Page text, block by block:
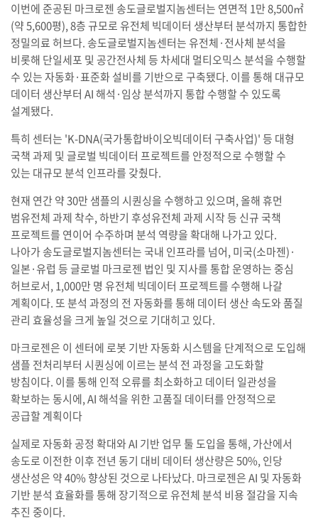
이번에 준공된 마크로젠 송도글로벌지놈센터는 연면적 1만 8,500㎡
(약 5,600평), 8층 규모로 유전체 빅데이터 생산부터 분석까지 통합한
정밀의료 허브다. 송도글로벌지놈센터는 유전체·전사체 분석을
비롯해 단일세포 및 공간전사체 등 차세대 멀티오믹스 분석을 수행할
수 있는 자동화·표준화 설비를 기반으로 구축됐다. 이를 통해 대규모
데이터 생산부터 AI 해석·임상 분석까지 통합 수행할 수 있도록
설계됐다.
특히 센터는 'K-DNA(국가통합바이오빅데이터 구축사업)' 등 대형
국책 과제 및 글로벌 빅데이터 프로젝트를 안정적으로 수행할 수
있는 대규모 분석 인프라를 갖췄다.
현재 연간 약 30만 샘플의 시퀀싱을 수행하고 있으며, 올해 휴먼
범유전체 과제 착수, 하반기 후성유전체 과제 시작 등 신규 국책
프로젝트를 연이어 수주하며 분석 역량을 확대해 나가고 있다.
나아가 송도글로벌지놈센터는 국내 인프라를 넘어, 미국(소마젠)·
일본·유럽 등 글로벌 마크로젠 법인 및 지사를 통합 운영하는 중심
허브로서, 1,000만 명 유전체 빅데이터 프로젝트를 수행해 나갈
계획이다. 또 분석 과정의 전 자동화를 통해 데이터 생산 속도와 품질
관리 효율성을 크게 높일 것으로 기대히고 있다.
마크로젠은 이 센터에 로봇 기반 자동화 시스템을 단계적으로 도입해
샘플 전처리부터 시퀀싱에 이르는 분석 전 과정을 고도화할
방침이다. 이를 통해 인적 오류를 최소화하고 데이터 일관성을
확보하는 동시에, AI 해석을 위한 고품질 데이터를 안정적으로
공급할 계획이다
실제로 자동화 공정 확대와 AI 기반 업무 툴 도입을 통해, 가산에서
송도로 이전한 이후 전년 동기 대비 데이터 생산량은 50%, 인당
생산성은 약 40% 향상된 것으로 나타났다. 마크로젠은 AI 및 자동화
기반 분석 효율화를 통해 장기적으로 유전체 분석 비용 절감을 지속
추진 중이다.